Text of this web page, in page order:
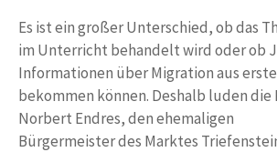
Es ist ein großer Unterschied, ob das
im Unterricht behandelt wird oder ob
Informationen über Migration aus
bekommen können. Deshalb luden die
Norbert Endres, den ehemaligen
Bürgermeister des Marktes